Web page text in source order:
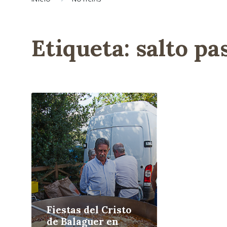
Etiqueta: salto
Fiestas del Cristo
de Balaguer en
L
e
e
r
m
á
s